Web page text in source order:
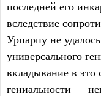
последней его
вследствие
Урпарпу не
универсального
вкладывание в это
гениальности —